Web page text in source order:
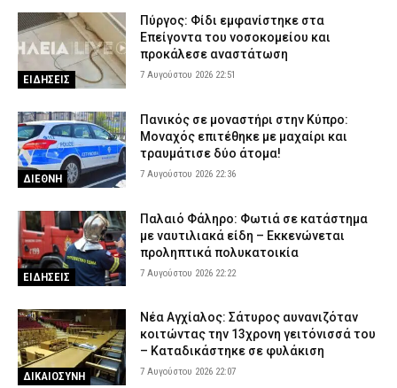
ΕΙΔΗΣΕΙΣ
Πύργος: Φίδι εμφανίστηκε στα
Επείγοντα του νοσοκομείου και
προκάλεσε αναστάτωση
7 Αυγούστου 2026 22:51
ΔΙΕΘΝΗ
Πανικός σε μοναστήρι στην Κύπρο:
Μοναχός επιτέθηκε με μαχαίρι και
τραυμάτισε δύο άτομα!
7 Αυγούστου 2026 22:36
ΕΙΔΗΣΕΙΣ
Παλαιό Φάληρο: Φωτιά σε κατάστημα
με ναυτιλιακά είδη – Εκκενώνεται
προληπτικά πολυκατοικία
7 Αυγούστου 2026 22:22
ΔΙΚΑΙΟΣΥΝΗ
Νέα Αγχίαλος: Σάτυρος αυνανιζόταν
κοιτώντας την 13χρονη γειτόνισσά του
– Καταδικάστηκε σε φυλάκιση
7 Αυγούστου 2026 22:07